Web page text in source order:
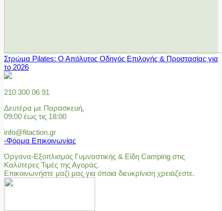
Στρώμα Pilates: Ο Απόλυτος Οδηγός Επιλογής & Προστασίας για
το 2026
210 300 06 91
Δευτέρα με Παρασκευή,
09:00 έως τις 18:00
info@fitaction.gr
-Φόρμα Επικοινωνίας
Όργανα-Εξοπλισμός Γυμναστικής & Είδη Camping στις
Καλύτερες Τιμές της Αγοράς.
Επικοινωνήστε μαζί μας για όποια διευκρίνιση χρειάζεστε.